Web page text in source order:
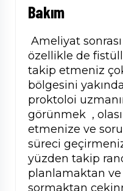
Bakım
Ameliyat
özellikle de
takip etmeniz
bölgesini
proktoloi
görünmek ,
etmenize ve
süreci
yüzden takip
planlamaktan ve
sormaktan